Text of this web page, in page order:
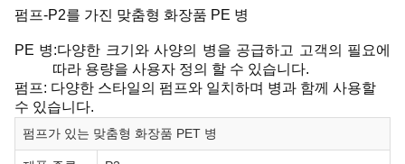
펌프-P2를 가진 맞춤형 화장품 PE 병
PE 병:다양한 크기와 사양의 병을 공급하고 고객의 필요에
따라 용량을 사용자 정의 할 수 있습니다.
펌프: 다양한 스타일의 펌프와 일치하며 병과 함께 사용할
수 있습니다.
펌프가 있는 맞춤형 화장품 PET 병